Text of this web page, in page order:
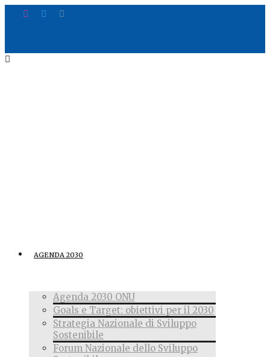
AGENDA 2030
Agenda 2030 ONU
Goals e Target: obiettivi per il 2030
Strategia Nazionale di Sviluppo
Sostenibile
Forum Nazionale dello Sviluppo